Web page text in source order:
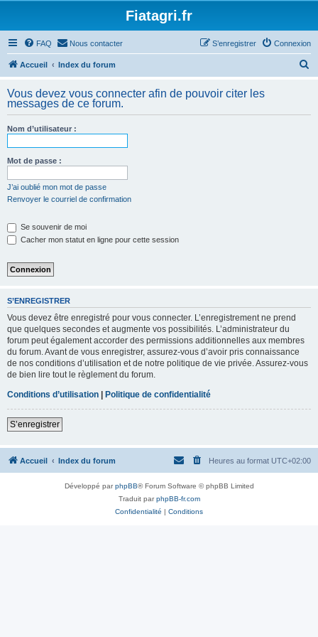
Fiatagri.fr
FAQ Nous contacter Connexion
S’enregistrer
Accueil Index du forum
h
Vous devez vous connecter afin de pouvoir citer les
messages de ce forum.
Nom d’utilisateur :
Mot de passe :
J’ai oublié mon mot de passe
Renvoyer le courriel de confirmation
Se souvenir de moi
Cacher mon statut en ligne pour cette session
S’ENREGISTRER
Vous devez être enregistré pour vous connecter. L’enregistrement ne prend
que quelques secondes et augmente vos possibilités. L’administrateur du
forum peut également accorder des permissions additionnelles aux membres
du forum. Avant de vous enregistrer, assurez-vous d’avoir pris connaissance
de nos conditions d’utilisation et de notre politique de vie privée. Assurez-vous
de bien lire tout le règlement du forum.
Conditions d’utilisation | Politique de confidentialité
S’enregistrer
Accueil Index du forum Heures au format UTC+02:00
Développé parphpBB® Forum Software © phpBB Limited
Traduit parphpBB-fr.com
Confidentialité | Conditions